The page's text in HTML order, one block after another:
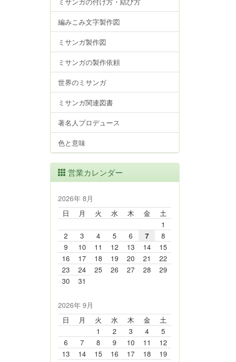
編みこみ文字製作図
ミサンガ製作図
ミサンガの製作依頼
世界のミサンガ
ミサンガ関連図書
著名人プロデュース
色と意味
営業カレンダー
2026年 8月
日
月 火 水 木 金
土
1
2
3 4 5 6 7
8
9
10 11 12 13 14
15
16
17 18 19 20 21
22
23
24 25 26 27 28
29
30
31
2026年 9月
日
月 火 水 木 金
土
1
2 3 4
5
6
7 8 9 10 11
12
13
14 15 16 17 18
19